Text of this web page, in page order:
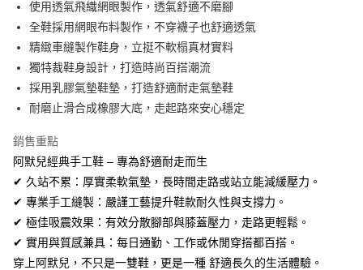
華南商業銀行
彰化商業銀行
上海商業儲蓄銀行
台北富邦商業銀行
國泰世華商業銀行
兆豐國際商業銀行
臺灣中小企業銀行
台中商業銀行
匯豐（台灣）商業銀行
華泰商業銀行
聯邦商業銀行
遠東國際商業銀行
元大商業銀行
永豐商業銀行
台新國際商業銀行
台灣樂天信用卡公司
LINE Pay
Apple Pay
街口支付
Google Pay
全盈+PAY
AFTEE先享後付
相關說明
【關於「AFTEE先享後付」】
AFTEE先享後付是「在收到商品之後才付款」的支付方式。 讓您購物簡單
ATM付款
使用透氣飛織網眼製作，透氣舒適不磨腳
全鞋採用網眼布料製作，不穿襪子也舒適透氣
精緻車縫製作鞋身，立挺不軟榻真材實料
獨特裁鞋身設計，打造時尚百搭潮流
採用乳膠氣墊鞋墊，打造舒適耐走氣墊鞋
耐磨止滑合成橡膠大底，走起路來安心穩定
銷售重點
阿默兒經典手工鞋 – 專為舒適耐走而生
✔ 久站不累：厚實柔軟氣墊，長時間走路或站立能減緩壓力。
✔ 專業手工縫製：嚴謹工藝提升鞋款耐久性與支撐力。
✔ 極佳吸震效果：有效分散腳部與膝蓋壓力，走路更輕鬆。
✔ 實用與質感兼具：每日通勤、工作或休閒穿搭都百搭。
穿上阿默兒，不只是一雙鞋，更是一種 舒適長久的生活體驗。